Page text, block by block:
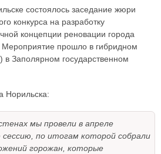
состоялось заседание жюри
конкурса на разработку
концепции реновации города
Мероприятие прошло в гибридном
Заполярном государственном
Норильска:
мы провели в апреле
по итогам которой собрали
горожан, которые